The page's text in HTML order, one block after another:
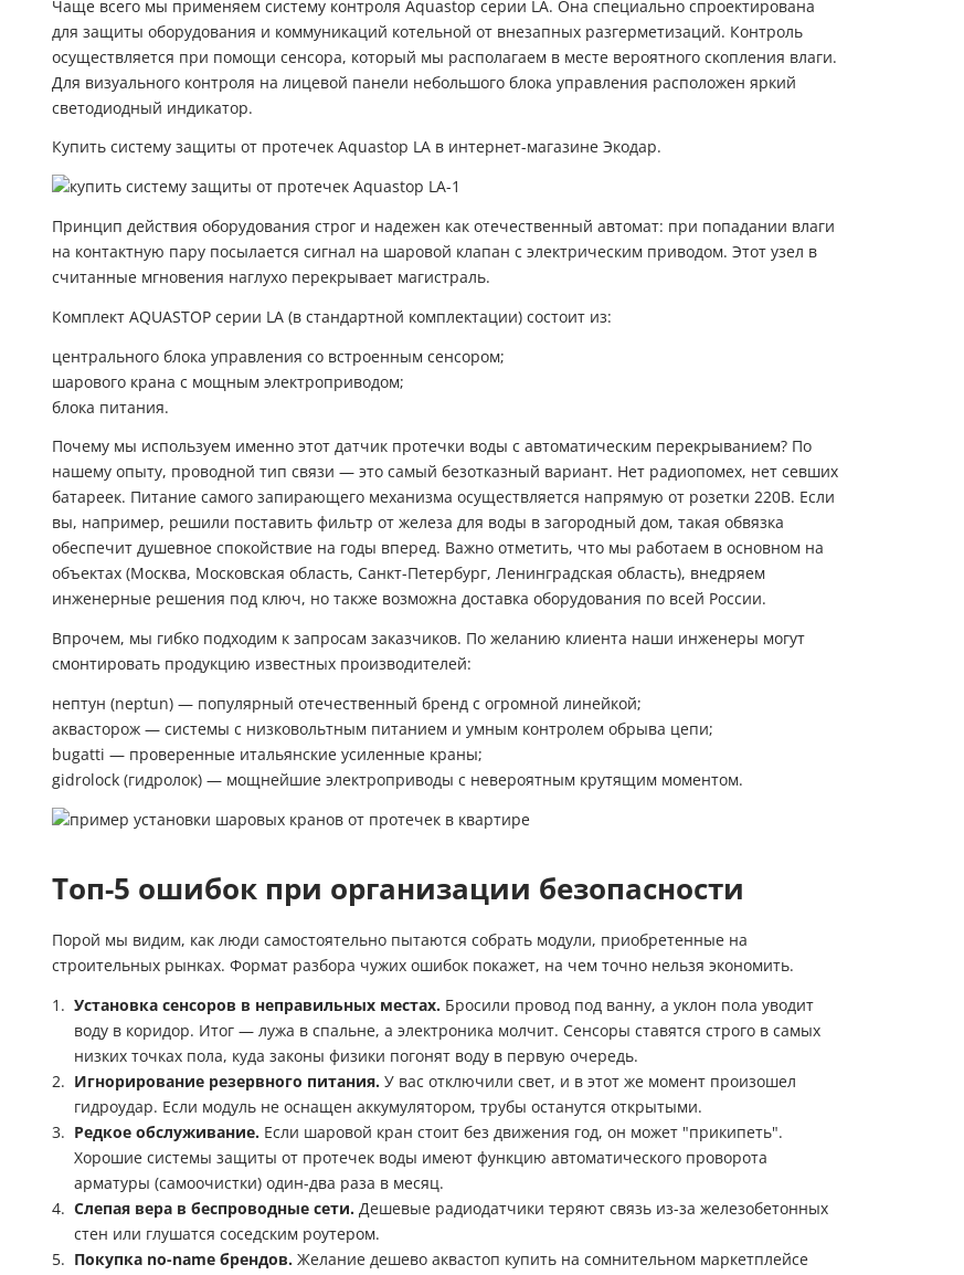
Департамент
Чаще всего мы применяем систему контроля Aquastop серии LA. Она специально спроектирована
для защиты оборудования и коммуникаций котельной от внезапных разгерметизаций. Контроль
осуществляется при помощи сенсора, который мы располагаем в месте вероятного скопления влаги.
Для визуального контроля на лицевой панели небольшого блока управления расположен яркий
светодиодный индикатор.
Купить систему защиты от протечек Aquastop LA в интернет-магазине Экодар.
Принцип действия оборудования строг и надежен как отечественный автомат: при попадании влаги
на контактную пару посылается сигнал на шаровой клапан с электрическим приводом. Этот узел в
считанные мгновения наглухо перекрывает магистраль.
Комплект AQUASTOP серии LA (в стандартной комплектации) состоит из:
центрального блока управления со встроенным сенсором;
шарового крана с мощным электроприводом;
блока питания.
Почему мы используем именно этот датчик протечки воды с автоматическим перекрыванием? По
нашему опыту, проводной тип связи — это самый безотказный вариант. Нет радиопомех, нет севших
батареек. Питание самого запирающего механизма осуществляется напрямую от розетки 220В. Если
вы, например, решили поставить фильтр от железа для воды в загородный дом, такая обвязка
обеспечит душевное спокойствие на годы вперед. Важно отметить, что мы работаем в основном на
объектах (Москва, Московская область, Санкт-Петербург, Ленинградская область), внедряем
инженерные решения под ключ, но также возможна доставка оборудования по всей России.
Впрочем, мы гибко подходим к запросам заказчиков. По желанию клиента наши инженеры могут
смонтировать продукцию известных производителей:
нептун (neptun) — популярный отечественный бренд с огромной линейкой;
аквасторож — системы с низковольтным питанием и умным контролем обрыва цепи;
bugatti — проверенные итальянские усиленные краны;
gidrolock (гидролок) — мощнейшие электроприводы с невероятным крутящим моментом.
Топ-5 ошибок при организации безопасности
Порой мы видим, как люди самостоятельно пытаются собрать модули, приобретенные на
строительных рынках. Формат разбора чужих ошибок покажет, на чем точно нельзя экономить.
Установка сенсоров в неправильных местах. Бросили провод под ванну, а уклон пола уводит
воду в коридор. Итог — лужа в спальне, а электроника молчит. Сенсоры ставятся строго в самых
низких точках пола, куда законы физики погонят воду в первую очередь.
Игнорирование резервного питания. У вас отключили свет, и в этот же момент произошел
гидроудар. Если модуль не оснащен аккумулятором, трубы останутся открытыми.
Редкое обслуживание. Если шаровой кран стоит без движения год, он может "прикипеть".
Хорошие системы защиты от протечек воды имеют функцию автоматического проворота
арматуры (самоочистки) один-два раза в месяц.
Слепая вера в беспроводные сети. Дешевые радиодатчики теряют связь из-за железобетонных
стен или глушатся соседским роутером.
Покупка no-name брендов. Желание дешево аквастоп купить на сомнительном маркетплейсе
Заказать анализ воды
источника проводится аккредитованной лабораторией компании
Я принимаю условия
передачи информации
Отправить заявку
чтобы подтвердить отправку заявки
Код
Купить в один клик
Я принимаю условия
передачи информации
Мы ценим Ваше время и звоним только по делу!
Выберите причину обращения
Я принимаю условия
передачи информации
Мы Вам перезвоним